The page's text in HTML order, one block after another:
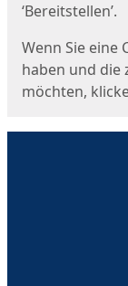
‘Bereitstellen’.
Wenn Sie eine
haben und die
möchten,